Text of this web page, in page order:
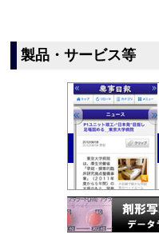
製品・サービス等